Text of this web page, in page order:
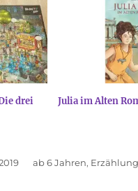
drei
Julia im Alten
Kategorien
ab 6 Jahren, Erzählung